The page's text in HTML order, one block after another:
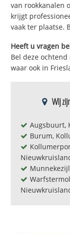
van rookkanalen
krijgt
vaak ter plaatse.
Heeft u vragen
Bel deze
waar ook in
Wij
Augsbuurt,
Burum,